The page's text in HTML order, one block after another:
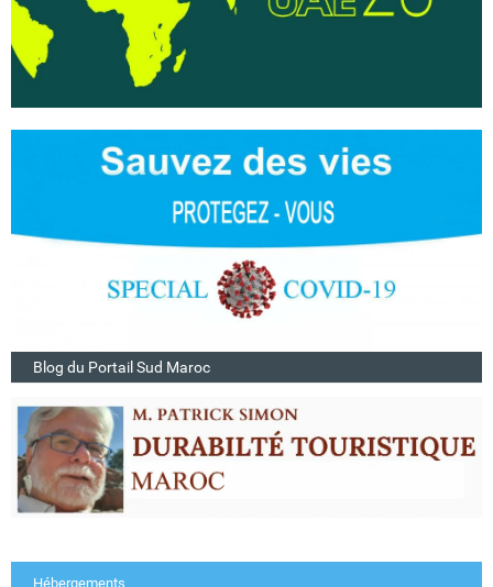
Blog du Portail Sud Maroc
Hébergements